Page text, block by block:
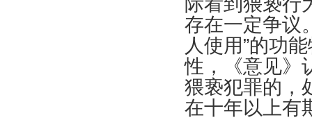
存在一定争议
人使用”的功
性，《意见》
猥亵犯罪的，
在十年以上有